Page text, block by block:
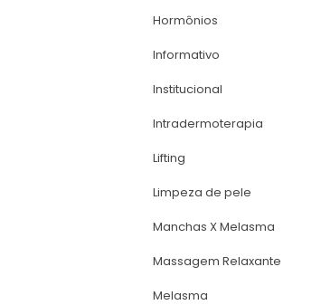
Hormônio
Informativo
Institucional
Intradermoterapia
Lifting
Limpeza de pele
Manchas X Melasma
Massagem Relaxante
Melasma